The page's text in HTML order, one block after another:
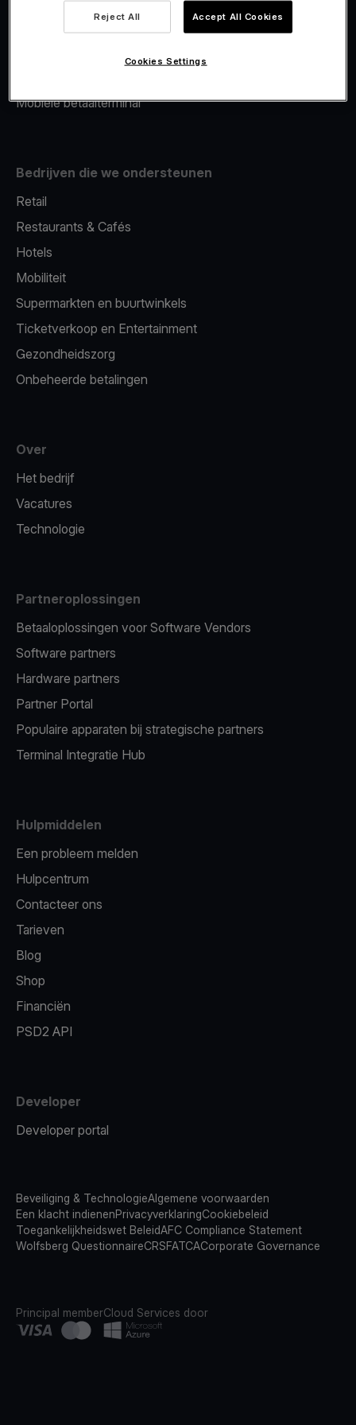
Merchant Advance
Mobiele betaalterminal
Bedrijven die we ondersteunen
Retail
Restaurants & Cafés
Hotels
Mobiliteit
Supermarkten en buurtwinkels
Ticketverkoop en Entertainment
Gezondheidszorg
Onbeheerde betalingen
Over
Het bedrijf
Vacatures
Technologie
Partneroplossingen
Betaaloplossingen voor Software Vendors
Software partners
Hardware partners
Partner Portal
Populaire apparaten bij strategische partners
Terminal Integratie Hub
Hulpmiddelen
Een probleem melden
Hulpcentrum
Contacteer ons
Tarieven
Blog
Shop
Financiën
PSD2 API
Developer
Developer portal
Beveiliging & TechnologieAlgemene voorwaarden
Een klacht indienenPrivacyverklaringCookiebeleid
Toegankelijkheidswet BeleidAFC Compliance Statement
Wolfsberg QuestionnaireCRSFATCACorporate Governance
Principal memberCloud Services door
Reject All Accept All Cookies
Cookies Settings